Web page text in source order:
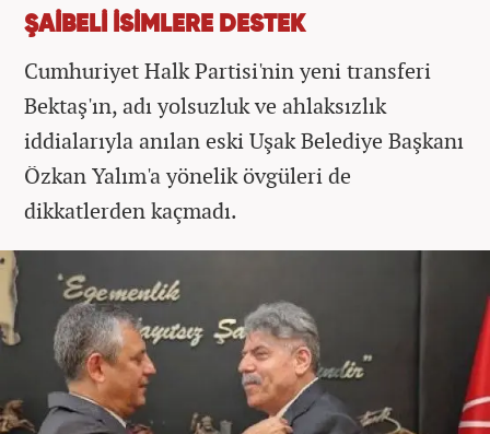
ŞAİBELİ İSİMLERE DESTEK
Cumhuriyet Halk Partisi'nin yeni transferi
Bektaş'ın, adı yolsuzluk ve ahlaksızlık
iddialarıyla anılan eski Uşak Belediye Başkanı
Özkan Yalım'a yönelik övgüleri de
dikkatlerden kaçmadı.